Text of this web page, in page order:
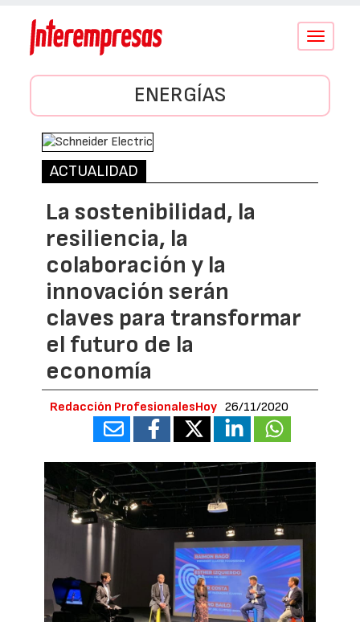
Conmutar
ENERGÍAS
ACTUALIDAD
La sostenibilidad, la
resiliencia, la
colaboración y la
innovación serán
claves para transformar
el futuro de la
economía
Redacción ProfesionalesHoy 26/11/2020